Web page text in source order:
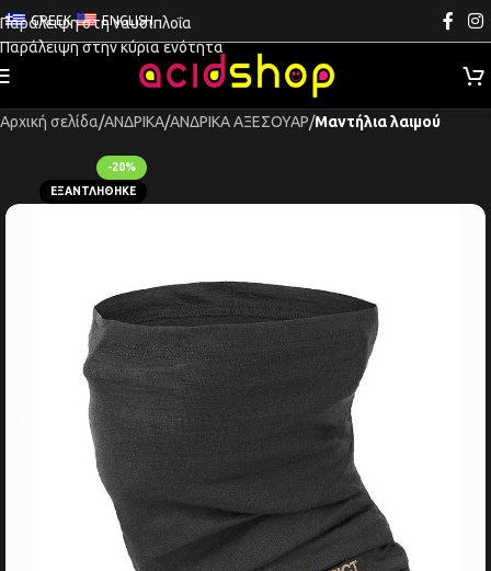
Παράλειψη στη ναυσιπλοΐα
Παράλειψη στην κύρια ενότητα
GREEK ENGLISH
Αρχική σελίδα ΑΝΔΡΙΚΑ ΑΝΔΡΙΚΑ ΑΞΕΣΟΥΑΡ Μαντήλια λαιμού
-20%
ΕΞΑΝΤΛΉΘΗΚΕ